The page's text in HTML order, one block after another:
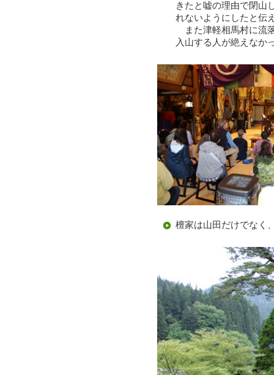
きたと嘘の理由で閉山
れないようにしたと伝
また津軽相馬村に流
入山する人が絶えなか
檀家は山田だけでなく